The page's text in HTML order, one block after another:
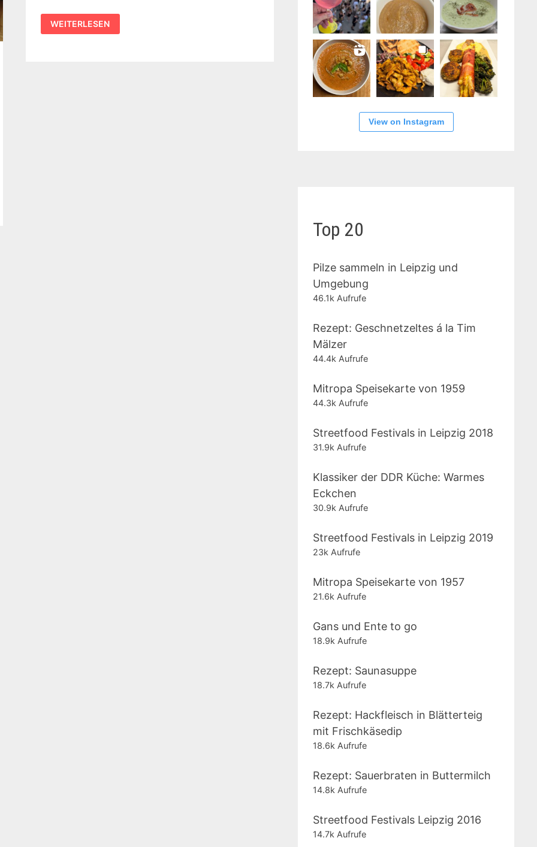
DUTCH
OVEN
WEITERLESEN
View on Instagram
Top 20
Pilze sammeln in Leipzig und
Umgebung
46.1k Aufrufe
Rezept: Geschnetzeltes á la Tim
Mälzer
44.4k Aufrufe
Mitropa Speisekarte von 1959
44.3k Aufrufe
Streetfood Festivals in Leipzig 2018
31.9k Aufrufe
Klassiker der DDR Küche: Warmes
Eckchen
30.9k Aufrufe
Streetfood Festivals in Leipzig 2019
23k Aufrufe
Mitropa Speisekarte von 1957
21.6k Aufrufe
Gans und Ente to go
18.9k Aufrufe
Rezept: Saunasuppe
18.7k Aufrufe
Rezept: Hackfleisch in Blätterteig
mit Frischkäsedip
18.6k Aufrufe
Rezept: Sauerbraten in Buttermilch
14.8k Aufrufe
Streetfood Festivals Leipzig 2016
14.7k Aufrufe